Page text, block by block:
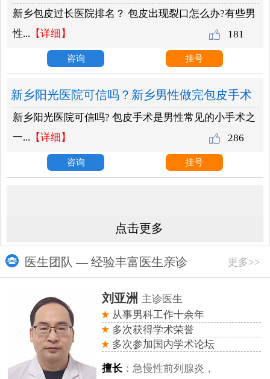
办？
181
新乡包皮过长医院排名？ 包皮出现裂口怎么办?有些男
性... 【详细】
咨询 挂号
新乡阳光医院可信吗？新乡男性做完包皮手术
后需要注意哪些事项？
286
新乡阳光医院可信吗? 包皮手术是男性常见的小手术之
一... 【详细】
咨询 挂号
点击更多
医生团队 — 经验丰富医生亲诊 更多>>
刘亚洲 主诊医生
从事男科工作十余年
多次获得学术荣誉
多次参加国内学术论坛
擅长：急慢性前列腺炎，